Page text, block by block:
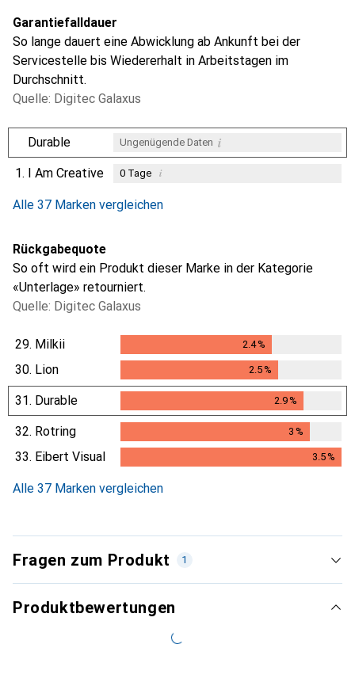
Garantiefalldauer
So lange dauert eine Abwicklung ab Ankunft bei der
Servicestelle bis Wiedererhalt in Arbeitstagen im
Durchschnitt.
Quelle: Digitec Galaxus
Durable Ungenügende Daten i
1. I Am Creative 0Tage i
Alle 37 Marken vergleichen
Rückgabequote
So oft wird ein Produkt dieser Marke in der Kategorie
«Unterlage» retourniert.
Quelle: Digitec Galaxus
29. Milkii 2.4%
30. Lion 2.5%
31. Durable 2.9%
32. Rotring 3 %
33. Eibert Visual 3.5%
Alle 37 Marken vergleichen
Fragen zum Produkt 1
Produktbewertungen